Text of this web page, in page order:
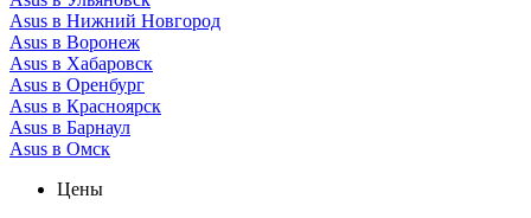
Asus в Нижний Новгород
Asus в Воронеж
Asus в Хабаровск
Asus в Оренбург
Asus в Красноярск
Asus в Барнаул
Asus в Омск
Цены